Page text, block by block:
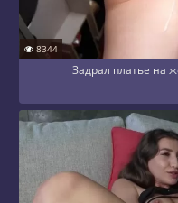
8344
Задрал платье на